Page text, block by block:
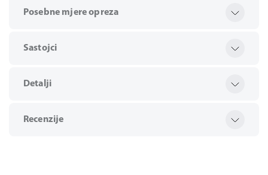
Posebne mjere opreza
Sastojci
Detalji
Recenzije